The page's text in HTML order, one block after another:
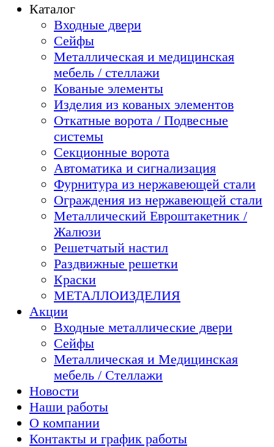
Каталог
Входные двери
Сейфы
Металлическая и медицинская
мебель / стеллажи
Кованые элементы
Изделия из кованых элементов
Откатные ворота / Подвесные
системы
Секционные ворота
Автоматика и сигнализация
Фурнитура из нержавеющей стали
Ограждения из нержавеющей стали
Металлический Евроштакетник /
Жалюзи
Решетчатый настил
Раздвижные решетки
Краски
МЕТАЛЛОИЗДЕЛИЯ
Акции
Входные металлические двери
Сейфы
Металлическая и Медицинская
мебель / Стеллажи
Новости
Наши работы
О компании
Контакты и график работы